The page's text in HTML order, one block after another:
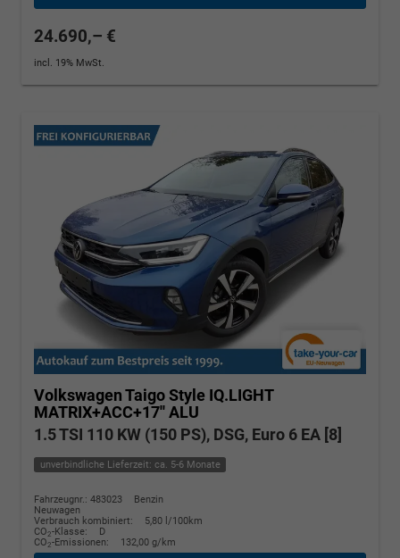
24.690,– €
incl. 19% MwSt.
Volkswagen TaigoStyle IQ.LIGHT
MATRIX+ACC+17'' ALU
1.5 TSI 110 KW (150 PS), DSG, Euro 6 EA [8]
unverbindliche Lieferzeit: ca. 5-6 Monate
Fahrzeugnr.: 483023
Benzin
Neuwagen
Verbrauch kombiniert:
5,80 l/100km
CO2-Klasse:
D
CO2-Emissionen: 132,00 g/km